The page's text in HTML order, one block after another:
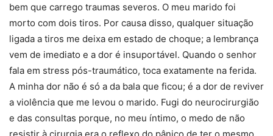
bem que carrego traumas severos. O meu marido foi
morto com dois tiros. Por causa disso, qualquer situação
ligada a tiros me deixa em estado de choque; a lembrança
vem de imediato e a dor é insuportável. Quando o senhor
fala em stress pós-traumático, toca exatamente na ferida.
A minha dor não é só a da bala que ficou; é a dor de reviver
a violência que me levou o marido. Fugi do neurocirurgião
e das consultas porque, no meu íntimo, o medo de não
resistir à cirurgia era o reflexo do pânico de ter o mesmo